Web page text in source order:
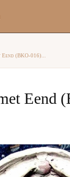
Eend (BKO-016)
Eend